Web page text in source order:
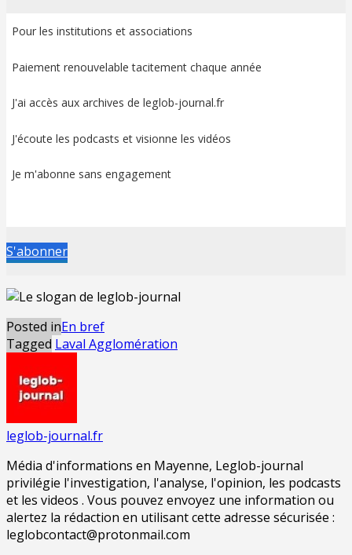
Pour les institutions et associations
Paiement renouvelable tacitement chaque année
J'ai accès aux archives de leglob-journal.fr
J'écoute les podcasts et visionne les vidéos
Je m'abonne sans engagement
S'abonner
Posted inEn bref
Tagged Laval Agglomération
leglob-journal.fr
Média d'informations en Mayenne, Leglob-journal
privilégie l'investigation, l'analyse, l'opinion, les podcasts
et les videos . Vous pouvez envoyez une information ou
alertez la rédaction en utilisant cette adresse sécurisée :
leglobcontact@protonmail.com